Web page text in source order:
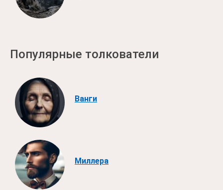
Популярные толкователи
Ванги
Миллера